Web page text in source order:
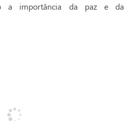
a importância da paz e da